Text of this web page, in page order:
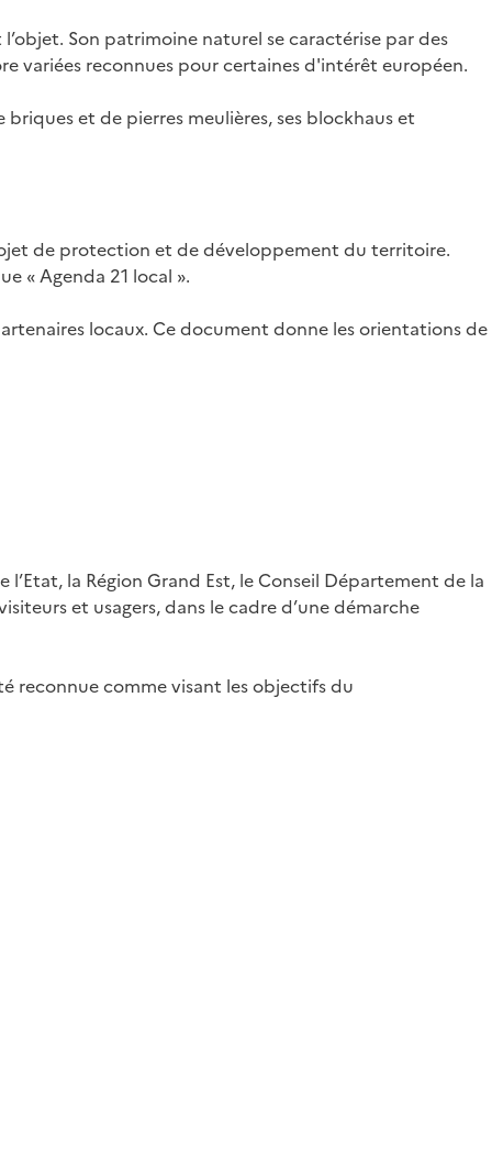
Son patrimoine naturel se caractérise par des
variées reconnues pour certaines d'intérêt européen.
et de pierres meulières, ses blockhaus et
de protection et de développement du territoire.
« Agenda 21 local ».
locaux. Ce document donne les orientations de
la Région Grand Est, le Conseil Département de la
et usagers, dans le cadre d’une démarche
reconnue comme visant les objectifs du